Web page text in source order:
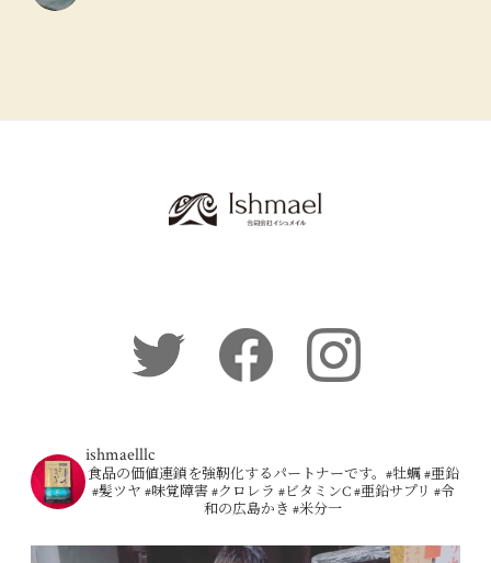
ishmaelllc
食品の価値連鎖を強靭化するパートナーです。#牡蠣 #亜鉛
#髪ツヤ #味覚障害 #クロレラ #ビタミンC #亜鉛サプリ #令
和の広島かき #米分一